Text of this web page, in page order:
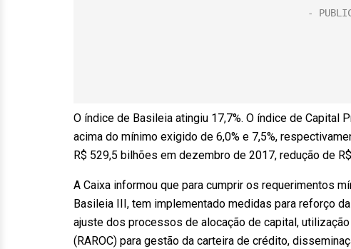
O índice de Basileia atingiu 17,7%. O índice de Capital
acima do mínimo exigido de 6,0% e 7,5%,
R$ 529,5 bilhões em dezembro de 2017, redução de
A Caixa informou que para cumprir os requerimentos
Basileia III, tem implementado medidas para reforço
ajuste dos processos de alocação de capital,
(RAROC) para gestão da carteira de crédito,